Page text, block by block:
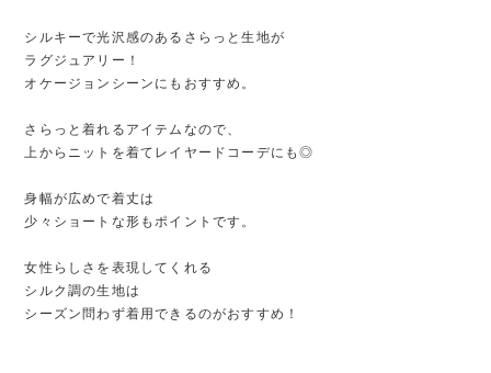
シルキーで光沢感のあるさらっと生地が
ラグジュアリー！
オケージョンシーンにもおすすめ。
さらっと着れるアイテムなので、
上からニットを着てレイヤードコーデにも◎
身幅が広めで着丈は
少々ショートな形もポイントです。
女性らしさを表現してくれる
シルク調の生地は
シーズン問わず着用できるのがおすすめ！